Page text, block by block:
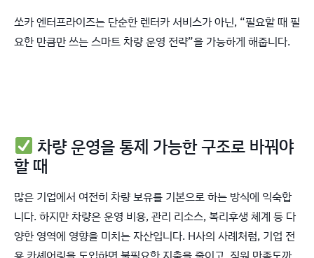
쏘카 엔터프라이즈는 단순한 렌터카 서비스가 아닌, “필요할 때 필
요한 만큼만 쓰는 스마트 차량 운영 전략”을 가능하게 해줍니다.
차량 운영을 통제 가능한 구조로 바꿔야
할 때
많은 기업에서 여전히 차량 보유를 기본으로 하는 방식에 익숙합
니다. 하지만 차량은 운영 비용, 관리 리소스, 복리후생 체계 등 다
양한 영역에 영향을 미치는 자산입니다. H사의 사례처럼, 기업 전